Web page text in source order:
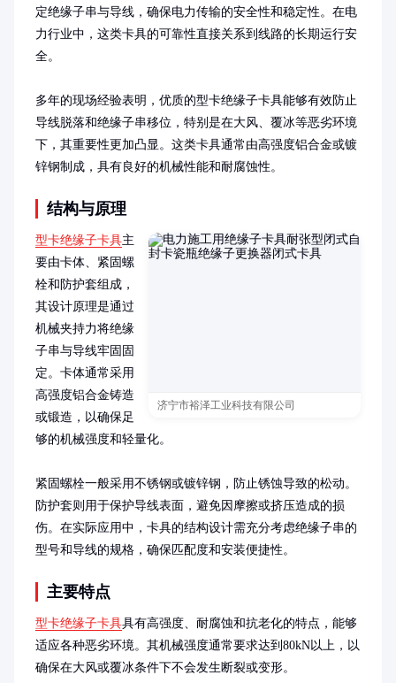
定绝缘子串与导线，确保电力传输的安全性和稳定性。在电
力行业中，这类卡具的可靠性直接关系到线路的长期运行安
全。
多年的现场经验表明，优质的型卡绝缘子卡具能够有效防止
导线脱落和绝缘子串移位，特别是在大风、覆冰等恶劣环境
下，其重要性更加凸显。这类卡具通常由高强度铝合金或镀
锌钢制成，具有良好的机械性能和耐腐蚀性。
结构与原理
济宁市裕泽工业科技有限公司
型卡绝缘子卡具主
要由卡体、紧固螺
栓和防护套组成，
其设计原理是通过
机械夹持力将绝缘
子串与导线牢固固
定。卡体通常采用
高强度铝合金铸造
或锻造，以确保足
够的机械强度和轻量化。
紧固螺栓一般采用不锈钢或镀锌钢，防止锈蚀导致的松动。
防护套则用于保护导线表面，避免因摩擦或挤压造成的损
伤。在实际应用中，卡具的结构设计需充分考虑绝缘子串的
型号和导线的规格，确保匹配度和安装便捷性。
主要特点
型卡绝缘子卡具具有高强度、耐腐蚀和抗老化的特点，能够
适应各种恶劣环境。其机械强度通常要求达到80kN以上，以
确保在大风或覆冰条件下不会发生断裂或变形。